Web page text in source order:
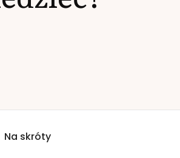
Na skróty